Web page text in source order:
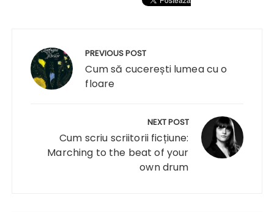
articole
PREVIOUS POST
Cum să cucerești lumea cu o
floare
NEXT POST
Cum scriu scriitorii ficțiune:
Marching to the beat of your
own drum